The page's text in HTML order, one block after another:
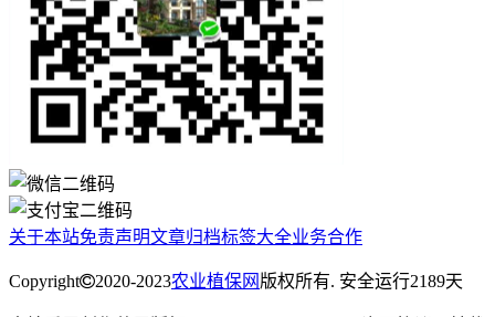
关于本站免责声明文章归档标签大全业务合作
Copyright 2020-2023农业植保网 版权所有. 安全运行2189天